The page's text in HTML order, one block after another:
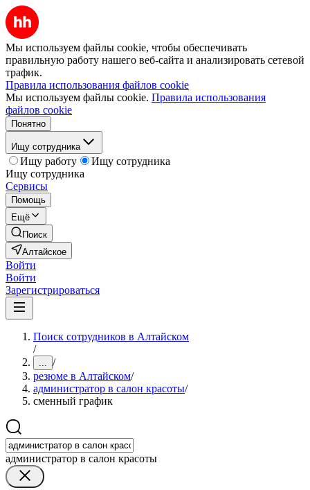
Мы используем файлы cookie, чтобы обеспечивать
правильную работу нашего веб-сайта и анализировать сетевой
трафик.
Правила использования файлов cookie
Мы используем файлы cookie. Правила использования
файлов cookie
Понятно
Ищу сотрудника
Ищу работу
Ищу сотрудника
Ищу сотрудника
Сервисы
Помощь
Ещё
Поиск
Алтайское
Войти
Войти
Зарегистрироваться
Поиск сотрудников в Алтайском
/
... /
резюме в Алтайском/
администратор в салон красоты/
сменный график
администратор в салон красоты